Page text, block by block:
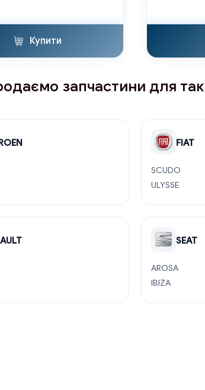
Купити
запчастини для
FIAT
SCUDO
ULYSSE
SEAT
AROSA
IBIZA